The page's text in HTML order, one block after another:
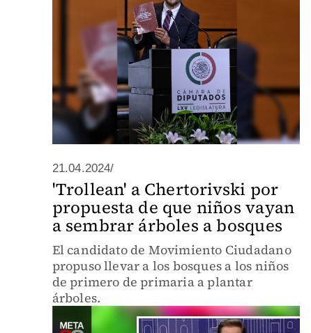
21.04.2024/
'Trollean' a Chertorivski por
propuesta de que niños vayan
a sembrar árboles a bosques
El candidato de Movimiento Ciudadano
propuso llevar a los bosques a los niños
de primero de primaria a plantar
árboles.